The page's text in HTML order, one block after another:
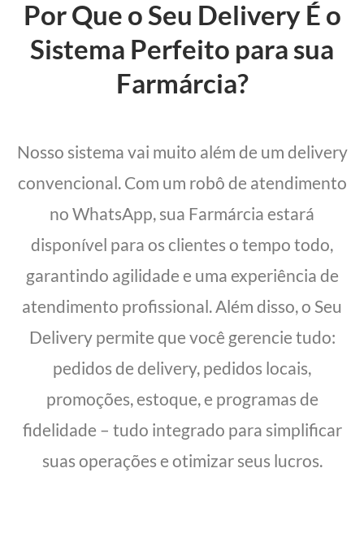
Por Que o Seu Delivery É o
Sistema Perfeito para sua
Farmárcia?
Nosso sistema vai muito além de um delivery
convencional. Com um robô de atendimento
no WhatsApp, sua Farmárcia estará
disponível para os clientes o tempo todo,
garantindo agilidade e uma experiência de
atendimento profissional. Além disso, o Seu
Delivery permite que você gerencie tudo:
pedidos de delivery, pedidos locais,
promoções, estoque, e programas de
fidelidade – tudo integrado para simplificar
suas operações e otimizar seus lucros.